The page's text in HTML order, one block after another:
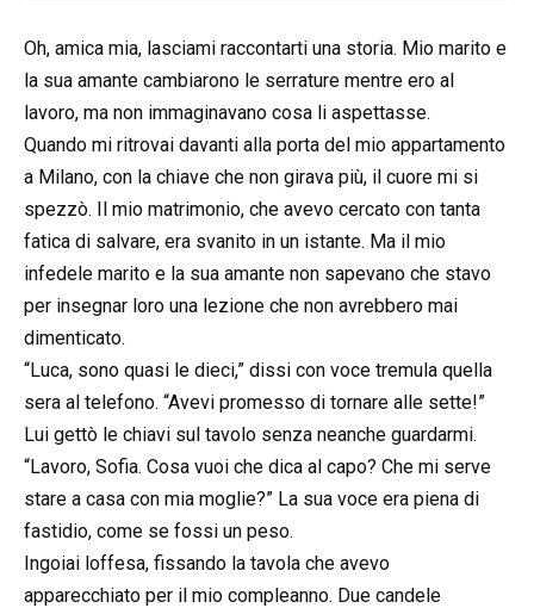
Oh, amica mia, lasciami raccontarti una storia. Mio marito e
la sua amante cambiarono le serrature mentre ero al
lavoro, ma non immaginavano cosa li aspettasse.
Quando mi ritrovai davanti alla porta del mio appartamento
a Milano, con la chiave che non girava più, il cuore mi si
spezzò. Il mio matrimonio, che avevo cercato con tanta
fatica di salvare, era svanito in un istante. Ma il mio
infedele marito e la sua amante non sapevano che stavo
per insegnar loro una lezione che non avrebbero mai
dimenticato.
“Luca, sono quasi le dieci,” dissi con voce tremula quella
sera al telefono. “Avevi promesso di tornare alle sette!”
Lui gettò le chiavi sul tavolo senza neanche guardarmi.
“Lavoro, Sofia. Cosa vuoi che dica al capo? Che mi serve
stare a casa con mia moglie?” La sua voce era piena di
fastidio, come se fossi un peso.
Ingoiai loffesa, fissando la tavola che avevo
apparecchiato per il mio compleanno. Due candele